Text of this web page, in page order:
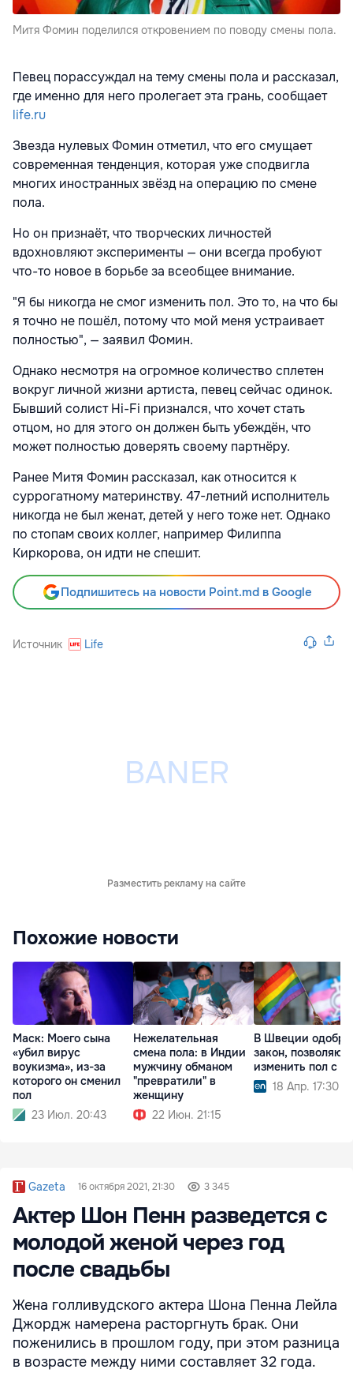
Митя Фомин поделился откровением по поводу смены пола.
Певец порассуждал на тему смены пола и рассказал,
где именно для него пролегает эта грань, сообщает
life.ru
Звезда нулевых Фомин отметил, что его смущает
современная тенденция, которая уже сподвигла
многих иностранных звёзд на операцию по смене
пола.
Но он признаёт, что творческих личностей
вдохновляют эксперименты — они всегда пробуют
что-то новое в борьбе за всеобщее внимание.
"Я бы никогда не смог изменить пол. Это то, на что бы
я точно не пошёл, потому что мой меня устраивает
полностью", — заявил Фомин.
Однако несмотря на огромное количество сплетен
вокруг личной жизни артиста, певец сейчас одинок.
Бывший солист Hi-Fi признался, что хочет стать
отцом, но для этого он должен быть убеждён, что
может полностью доверять своему партнёру.
Ранее Митя Фомин рассказал, как относится к
суррогатному материнству. 47-летний исполнитель
никогда не был женат, детей у него тоже нет. Однако
по стопам своих коллег, например Филиппа
Киркорова, он идти не спешит.
Подпишитесь на новости Point.md в Google
Источник Life
Разместить рекламу на сайте
Похожие новости
Маск: Моего сына
«убил вирус
воукизма», из-за
которого он сменил
пол
23 Июл. 20:43
Нежелательная
смена пола: в Индии
мужчину обманом
"превратили" в
женщину
22 Июн. 21:15
В Швеции
закон,
изменить пол с
18 Апр. 17:30
Gazeta 16 октября 2021, 21:30 3 345
Актер Шон Пенн разведется с
молодой женой через год
после свадьбы
Жена голливудского актера Шона Пенна Лейла
Джордж намерена расторгнуть брак. Они
поженились в прошлом году, при этом разница
в возрасте между ними составляет 32 года.